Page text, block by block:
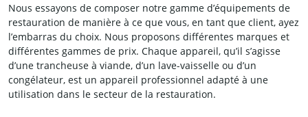
Nous essayons de composer notre gamme d’équipements de
restauration de manière à ce que vous, en tant que client, ayez
l’embarras du choix. Nous proposons différentes marques et
différentes gammes de prix. Chaque appareil, qu’il s’agisse
d’une trancheuse à viande, d’un lave-vaisselle ou d’un
congélateur, est un appareil professionnel adapté à une
utilisation dans le secteur de la restauration.